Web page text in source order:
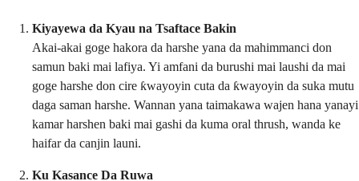
Kiyayewa da Kyau na Tsaftace Bakin
Akai-akai goge hakora da harshe yana da mahimmanci don
samun baki mai lafiya. Yi amfani da burushi mai laushi da mai
goge harshe don cire ƙwayoyin cuta da ƙwayoyin da suka mutu
daga saman harshe. Wannan yana taimakawa wajen hana yanayi
kamar harshen baki mai gashi da kuma oral thrush, wanda ke
haifar da canjin launi.
Ku Kasance Da Ruwa